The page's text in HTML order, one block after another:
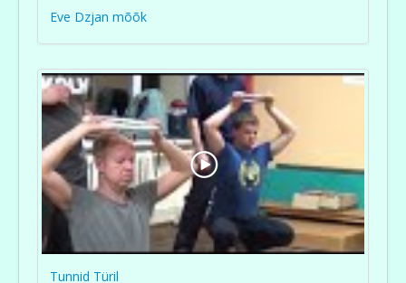
Eve Dzjan mõõk
Tunnid Türil